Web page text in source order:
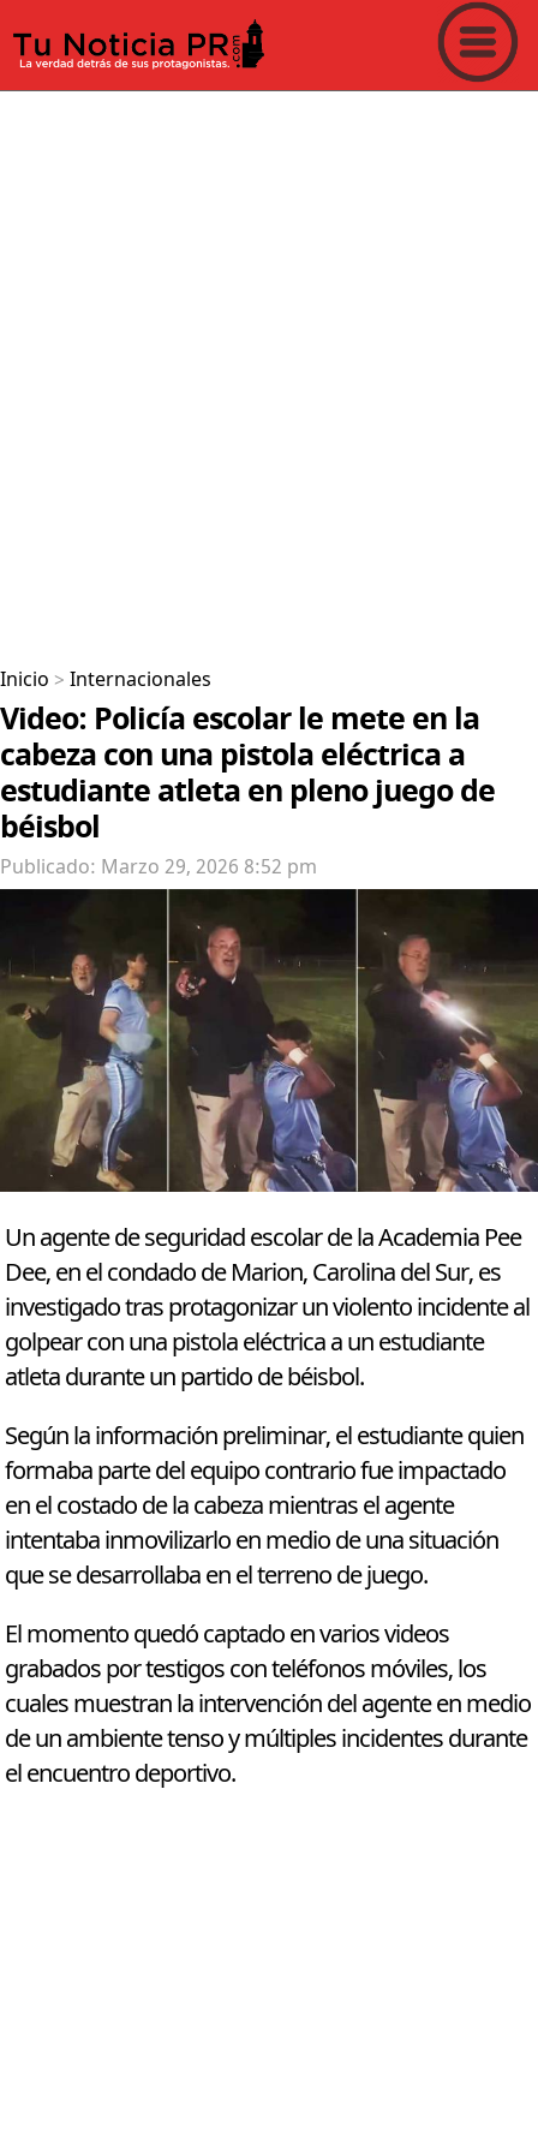
Inicio > Internacionales
Video: Policía escolar le mete en la
cabeza con una pistola eléctrica a
estudiante atleta en pleno juego de
béisbol
Publicado: Marzo 29, 2026 8:52 pm
Un agente de seguridad escolar de la Academia Pee
Dee, en el condado de Marion, Carolina del Sur, es
investigado tras protagonizar un violento incidente al
golpear con una pistola eléctrica a un estudiante
atleta durante un partido de béisbol.
Según la información preliminar, el estudiante quien
formaba parte del equipo contrario fue impactado
en el costado de la cabeza mientras el agente
intentaba inmovilizarlo en medio de una situación
que se desarrollaba en el terreno de juego.
El momento quedó captado en varios videos
grabados por testigos con teléfonos móviles, los
cuales muestran la intervención del agente en medio
de un ambiente tenso y múltiples incidentes durante
el encuentro deportivo.